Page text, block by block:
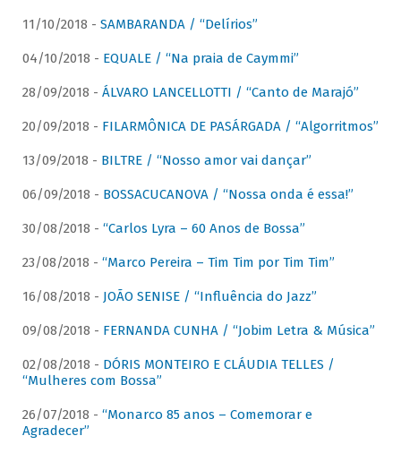
11/10/2018 - SAMBARANDA / “Delírios”
04/10/2018 - EQUALE / “Na praia de Caymmi”
28/09/2018 - ÁLVARO LANCELLOTTI / “Canto de Marajó”
20/09/2018 - FILARMÔNICA DE PASÁRGADA / “Algorritmos”
13/09/2018 - BILTRE / “Nosso amor vai dançar”
06/09/2018 - BOSSACUCANOVA / “Nossa onda é essa!”
30/08/2018 - “Carlos Lyra – 60 Anos de Bossa”
23/08/2018 - “Marco Pereira – Tim Tim por Tim Tim”
16/08/2018 - JOÃO SENISE / “Influência do Jazz”
09/08/2018 - FERNANDA CUNHA / “Jobim Letra & Música”
02/08/2018 - DÓRIS MONTEIRO E CLÁUDIA TELLES /
“Mulheres com Bossa”
26/07/2018 - “Monarco 85 anos – Comemorar e
Agradecer”